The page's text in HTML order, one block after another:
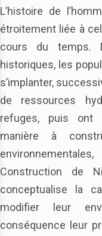
L’histoire de
étroitement liée à
cours du temps.
historiques, les
s’implanter,
de ressources
refuges, puis ont
manière à
Construction de
conceptualise la
modifier leur
conséquence leur